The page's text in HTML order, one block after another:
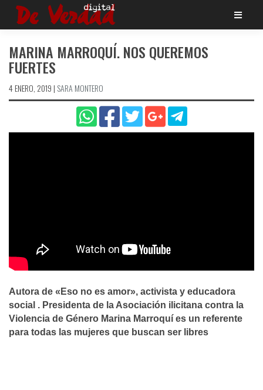
Saltar
MARINA MARROQUÍ. NOS QUEREMOS
FUERTES
4 ENERO, 2019 | SARA MONTERO
Autora de «Eso no es amor», activista y educadora
social . Presidenta de la Asociación ilicitana contra la
Violencia de Género Marina Marroquí es un referente
para todas las mujeres que buscan ser libres